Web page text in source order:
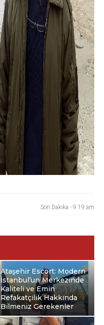
Son Dakika - 9:19 am
Ataşehir Escort: Modern
İstanbul’un Merkezinde
Kaliteli ve Emin
Refakatçilik Hakkında
Bilmeniz Gerekenler